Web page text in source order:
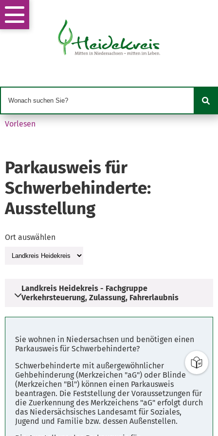
Vorlesen
Parkausweis für
Schwerbehinderte:
Ausstellung
Sie wohnen in Niedersachsen und benötigen einen
Parkausweis für Schwerbehinderte?
Schwerbehinderte mit außergewöhnlicher
Gehbehinderung (Merkzeichen "aG") oder Blinde
(Merkzeichen "Bl") können einen Parkausweis
beantragen. Die Feststellung der Voraussetzungen für
die Zuerkennung des Merkzeichens "aG" erfolgt durch
das Niedersächsisches Landesamt für Soziales,
Jugend und Familie bzw. dessen Außenstellen.
Ort auswählen
Landkreis Heidekreis - Fachgruppe
Verkehrsteuerung, Zulassung, Fahrerlaubnis
Vogteistraße 19
29683 Bad Fallingbostel
Öffnungszeiten
Montag - Freitag: 8.00 - 12.00 Uhr
Dienstag u. Donnerstag: 14.00 - 16.00 Uhr